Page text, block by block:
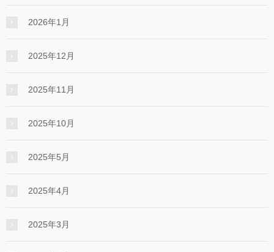
2026年1月
2025年12月
2025年11月
2025年10月
2025年5月
2025年4月
2025年3月